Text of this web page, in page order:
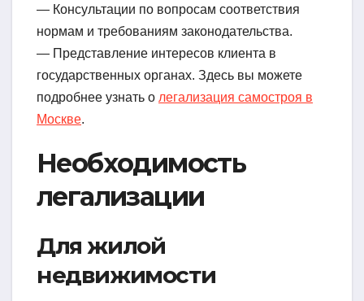
— Консультации по вопросам соответствия
нормам и требованиям законодательства.
— Представление интересов клиента в
государственных органах. Здесь вы можете
подробнее узнать о легализация самостроя в
Москве.
Необходимость
легализации
Для жилой
недвижимости